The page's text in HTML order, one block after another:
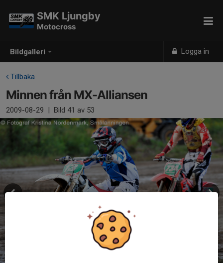
Bildgalleri Logga in
SMK Ljungby
Motocross
Tillbaka
Minnen från MX-Alliansen
2009-08-29 | Bild 41 av 53